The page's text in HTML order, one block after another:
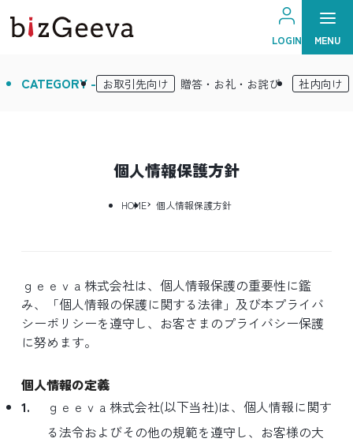
MENU
LOGIN
CATEGORY - お取引先向け 贈答・お礼・お詫び 社内向け
個人情報保護方針
HOME 個人情報保護方針
ｇｅｅｖａ株式会社は、個人情報保護の重要性に鑑
み、「個人情報の保護に関する法律」及び本プライバ
シーポリシーを遵守し、お客さまのプライバシー保護
に努めます。
個人情報の定義
1.
ｇｅｅｖａ株式会社(以下当社)は、個人情報に関す
る法令およびその他の規範を遵守し、お客様の大